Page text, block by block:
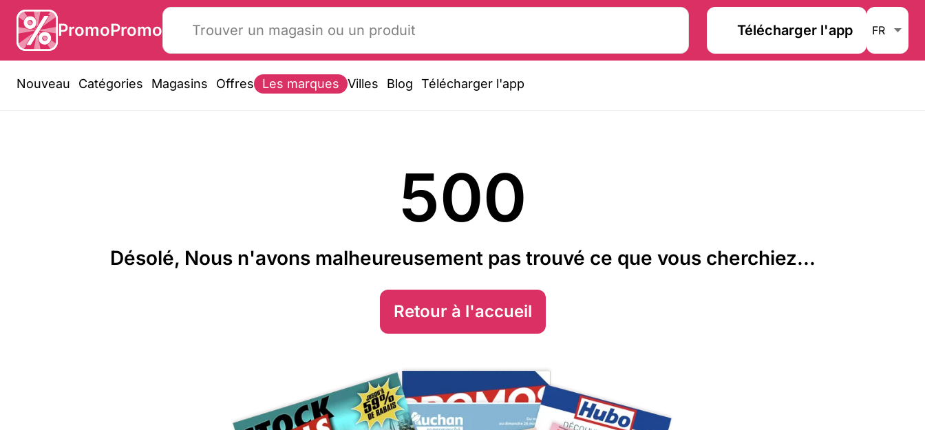
PromoPromo Télécharger l'app
Nouveau Catégories Magasins Offres Les marques Villes Blog Télécharger l'app
500
Désolé, Nous n'avons malheureusement pas trouvé ce que vous cherchiez...
Retour à l'accueil